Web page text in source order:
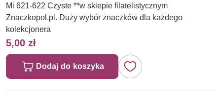
Mi 621-622 Czyste **w sklepie filatelistycznym
Znaczkopol.pl. Duży wybór znaczków dla każdego
kolekcjonera
5,00 zł
Dodaj do koszyka